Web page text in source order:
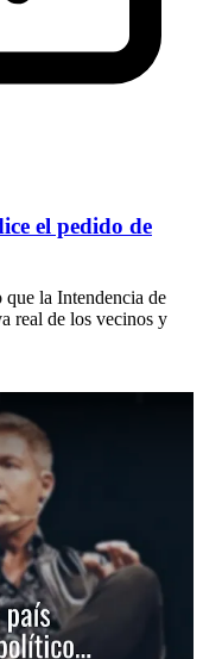
el pedido de
la Intendencia de
real de los vecinos y
Suar: “Argentina es un